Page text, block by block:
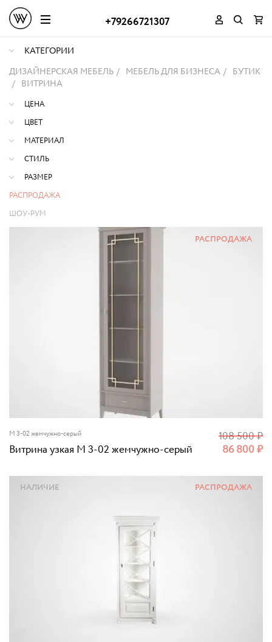
+79266721307
КАТЕГОРИИ
ДИЗАЙНЕРСКАЯ МЕБЕЛЬ
МЕБЕЛЬ ДЛЯ БИЗНЕСА
БУТИК
ВИТРИНА
ЦЕНА
ЦВЕТ
МАТЕРИАЛ
СТИЛЬ
РАЗМЕР
РАСПРОДАЖА
ШОУ-РУМ
M 3-02 жемчужно-серый
Витрина узкая M 3-02 жемчужно-серый 86 800₽
108 500₽
РАСПРОДАЖА
РАСПРОДАЖА
НАЛИЧИЕ